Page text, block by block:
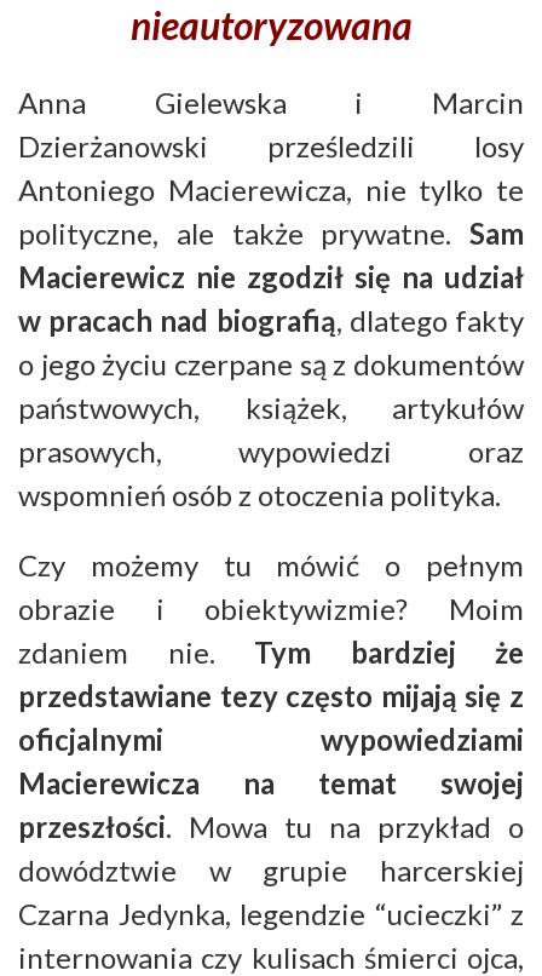
nieautoryzowana
Anna Gielewska i Marcin
Dzierżanowski prześledzili losy
Antoniego Macierewicza, nie tylko te
polityczne, ale także prywatne. Sam
Macierewicz nie zgodził się na udział
w pracach nad biografią, dlatego fakty
o jego życiu czerpane są z dokumentów
państwowych, książek, artykułów
prasowych, wypowiedzi oraz
wspomnień osób z otoczenia polityka.
Czy możemy tu mówić o pełnym
obrazie i obiektywizmie? Moim
zdaniem nie. Tym bardziej że
przedstawiane tezy często mijają się z
oficjalnymi wypowiedziami
Macierewicza na temat swojej
przeszłości. Mowa tu na przykład o
dowództwie w grupie harcerskiej
Czarna Jedynka, legendzie “ucieczki” z
internowania czy kulisach śmierci ojca,